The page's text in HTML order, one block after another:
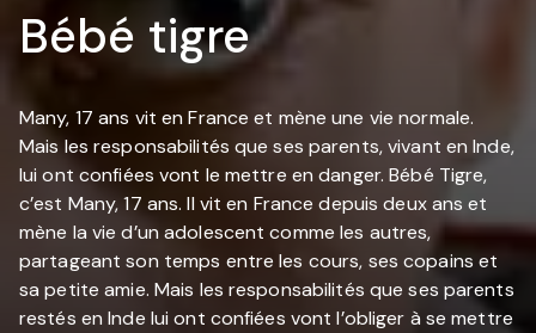
Bébé tigre
Many, 17 ans vit en France et mène une vie normale.
Mais les responsabilités que ses parents, vivant en Inde,
lui ont confiées vont le mettre en danger. Bébé Tigre,
c’est Many, 17 ans. Il vit en France depuis deux ans et
mène la vie d’un adolescent comme les autres,
partageant son temps entre les cours, ses copains et
sa petite amie. Mais les responsabilités que ses parents
restés en Inde lui ont confiées vont l’obliger à se mettre